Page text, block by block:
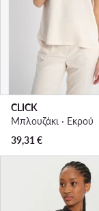
CLICK
Μπλουζάκι · Εκρού
39,31 €